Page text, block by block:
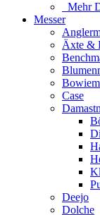
Mehr
Messer
Äxte &
Case
Deejo
Dolche